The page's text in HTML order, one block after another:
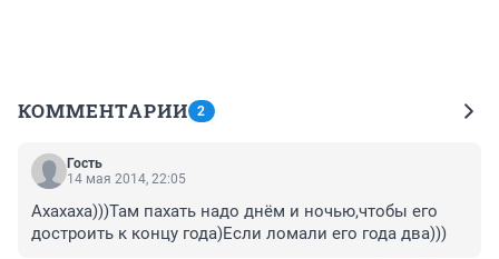
КОММЕНТАРИИ 2
Гость
14 мая 2014, 22:05
Ахахаха)))Там пахать надо днём и ночью,чтобы его
достроить к концу года)Если ломали его года два)))